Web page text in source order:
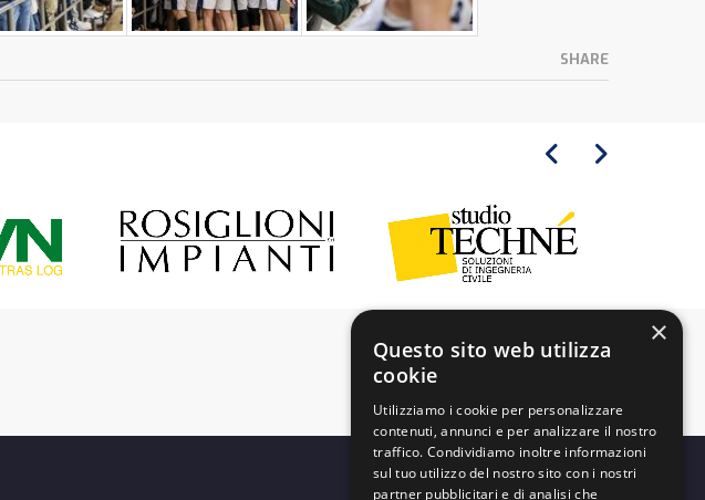
SHARE
×
Questo sito web utilizza
cookie
Utilizziamo i cookie per personalizzare
contenuti, annunci e per analizzare il nostro
traffico. Condividiamo inoltre informazioni
sul tuo utilizzo del nostro sito con i nostri
partner pubblicitari e di analisi che